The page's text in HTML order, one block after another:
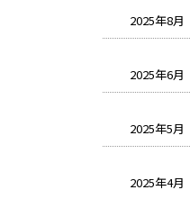
2025年8月
2025年6月
2025年5月
2025年4月